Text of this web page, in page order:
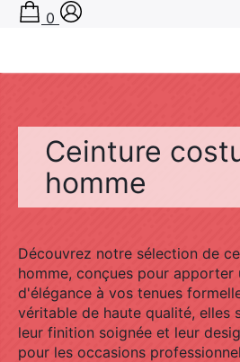
Ceinture
homme
Découvrez notre sélection de
homme, conçues pour apporter
d'élégance à vos tenues
véritable de haute qualité, elles
leur finition soignée et leur
pour les occasions
0
Ceinture par Couleur
Ceinture par Boucle
Accessoires
Guide taille ceinture
Choisir sa ceinture